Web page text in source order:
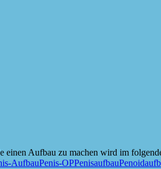
Aufbau zu machen wird im
AufbauPenis-OPPenisaufbau